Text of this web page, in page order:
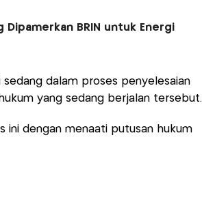
Dipamerkan BRIN untuk Energi
dalam proses penyelesaian
yang sedang berjalan tersebut.
ini dengan menaati putusan hukum